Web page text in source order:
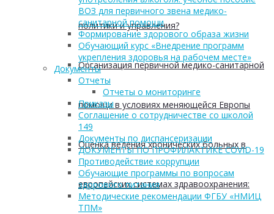
политики и управления?
Организация первичной медико-санитарной
помощи в условиях меняющейся Европы
Оценка ведения хронических больных в
европейских системах здравоохранения:
ВОЗ для первичного звена медико-
санитарной помощи
Формирование здорового образа жизни
Обучающий курс «Внедрение программ
укрепления здоровья на рабочем месте»
Документы
Отчеты
Отчеты о мониторинге
Приказы
Соглашение о сотрудничестве со школой
149
Документы по диспансеризации
ДОКУМЕНТЫ ПО ПРОФИЛАКТИКЕ COVID-19
Противодействие коррупции
Обучающие программы по вопросам
здорового питания
Методические рекомендации ФГБУ «НМИЦ
ТПМ»